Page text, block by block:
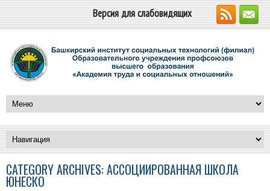
Версия для слабовидящих
CATEGORY ARCHIVES:АССОЦИИРОВАННАЯ ШКОЛА
ЮНЕСКО